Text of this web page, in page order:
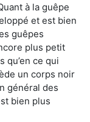
à la guêpe
et est bien
guêpes
plus petit
qu’en ce qui
un corps noir
général des
bien plus